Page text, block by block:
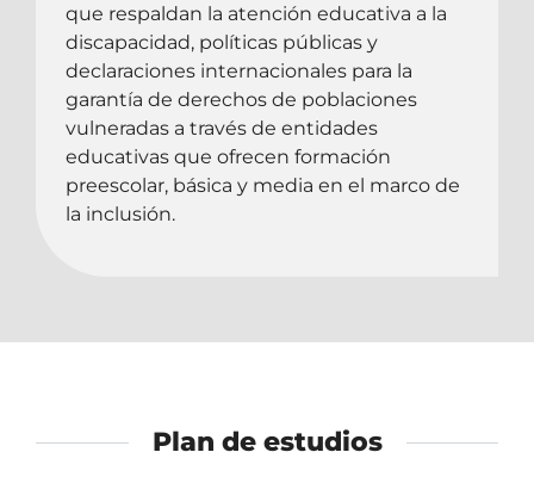
que respaldan la atención educativa a la
discapacidad, políticas públicas y
declaraciones internacionales para la
garantía de derechos de poblaciones
vulneradas a través de entidades
educativas que ofrecen formación
preescolar, básica y media en el marco de
la inclusión.
Plan de estudios